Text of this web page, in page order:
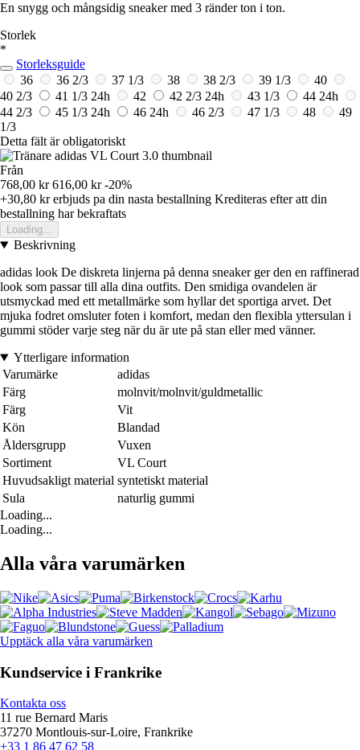
En snygg och mångsidig sneaker med 3 ränder ton i ton.
Storlek
*
Storleksguide
36
36 2/3 37 1/3 38 38 2/3 39 1/3
40
40 2/3
41 1/3 24h 42 42 2/3 24h 43 1/3 44 24h
44 2/3
45 1/3 24h 46 24h 46 2/3 47 1/3 48
49
1/3
Detta fält är obligatoriskt
Från
768,00 kr 616,00 kr -20%
+30,80 krerbjuds pa din nasta bestallning Krediteras efter att din
bestallning har bekraftats
Loading...
Beskrivning
adidas look De diskreta linjerna på denna sneaker ger den en raffinerad
look som passar till alla dina outfits. Den smidiga ovandelen är
utsmyckad med ett metallmärke som hyllar det sportiga arvet. Det
mjuka fodret omsluter foten i komfort, medan den flexibla yttersulan i
gummi stöder varje steg när du är ute på stan eller med vänner.
Ytterligare information
Varumärke
adidas
Färg
molnvit/molnvit/guldmetallic
Färg
Vit
Kön
Blandad
Åldersgrupp
Vuxen
Sortiment
VL Court
Huvudsakligt material syntetiskt material
Sula
naturlig gummi
Loading...
Loading...
Alla våra varumärken
Upptäck alla våra varumärken
Kundservice i Frankrike
Kontakta oss
11 rue Bernard Maris
37270 Montlouis-sur-Loire, Frankrike
+33 1 86 47 62 58